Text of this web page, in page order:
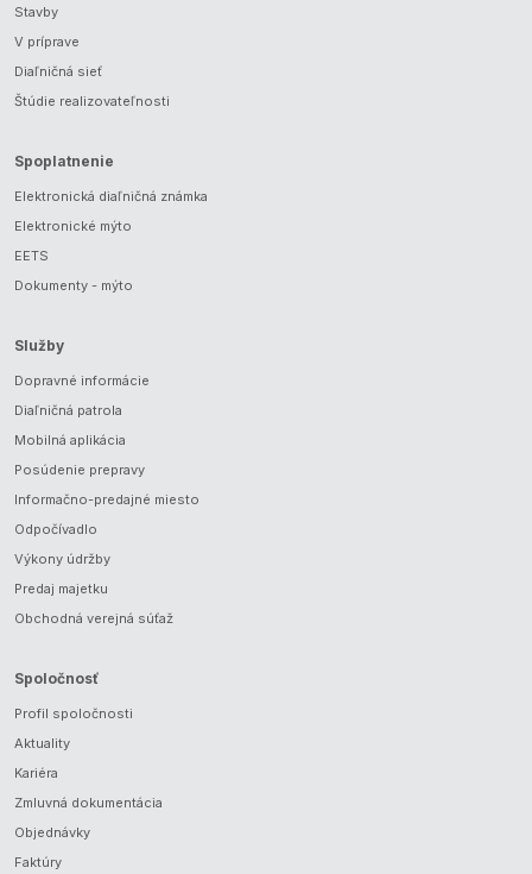
Stavby
V príprave
Diaľničná sieť
Štúdie realizovateľnosti
Spoplatnenie
Elektronická diaľničná známka
Elektronické mýto
EETS
Dokumenty - mýto
Služby
Dopravné informácie
Diaľničná patrola
Mobilná aplikácia
Posúdenie prepravy
Informačno-predajné miesto
Odpočívadlo
Výkony údržby
Predaj majetku
Obchodná verejná súťaž
Spoločnosť
Profil spoločnosti
Aktuality
Kariéra
Zmluvná dokumentácia
Objednávky
Faktúry